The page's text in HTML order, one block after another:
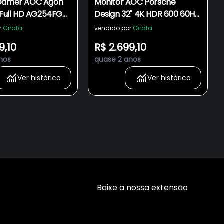
HD AG254FG
Girafa
Ver histórico
Design 32" 4K HDR 600 60Hz
4ms Preto e Prata U32U1/FG
vendido por Girafa
R$ 2.699,10
quase 2 anos
Ver histórico
Baixe a nossa extensão